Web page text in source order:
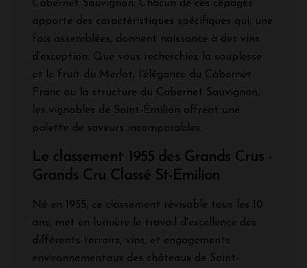
Cabernet Sauvignon. Chacun de ces cépages
apporte des caractéristiques spécifiques qui, une
fois assemblées, donnent naissance à des vins
d’exception. Que vous recherchiez la souplesse
et le fruit du Merlot, l’élégance du Cabernet
Franc ou la structure du Cabernet Sauvignon,
les vignobles de Saint-Émilion offrent une
palette de saveurs incomparables.
Le classement 1955 des Grands Crus -
Grands Cru Classé St-Emilion
Né en 1955, ce classement révisable tous les 10
ans, met en lumière le travail d'excellence des
différents terroirs, vins, et engagements
environnementaux des châteaux de Saint-